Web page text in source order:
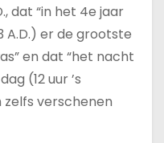
dat “in het 4e jaar
A.D.) er de grootste
en dat “het nacht
(12 uur ’s
verschenen